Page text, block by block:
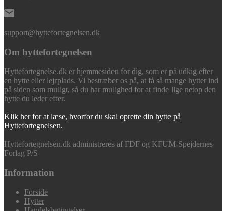
support@hyttefortegnelsen.dk
Om hyttefortegnelsen
Hyttefortegnelse.dk er hjemmesiden for dig, som er på udkig efter
en hytte eller lejrplads. Vi bestræber os på, at få så mange hytter ind
på siden som muligt, så du har mulighed for at finde lige netop den
hytte du leder efter.
Klik her for at læse, hvorfor du skal oprette din hytte på
Hyttefortegnelsen.
Hyttefortegnelsen.dk administreres af FDF og KFUM-Spejdernes
Forlag P/S
Information
Forside
Hytter